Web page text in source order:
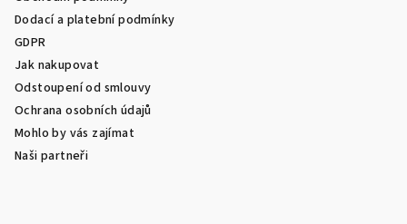
Dodací a platební podmínky
GDPR
Jak nakupovat
Odstoupení od smlouvy
Ochrana osobních údajů
Mohlo by vás zajímat
Naši partneři